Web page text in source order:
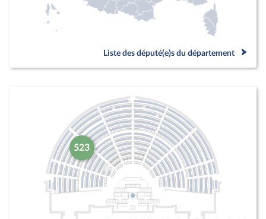
Liste des député(e)s du département
523